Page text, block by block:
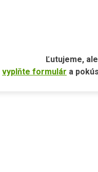
Ľutujeme,
vyplňte formulár a